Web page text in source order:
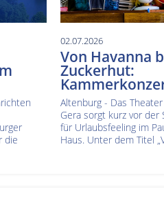
die
02.07.2026
Von Havanna
Zuckerhut:
Altenburg - Das
Gera sorgt kurz vor der
für Urlaubsfeeling im
Haus. Unter dem Titel